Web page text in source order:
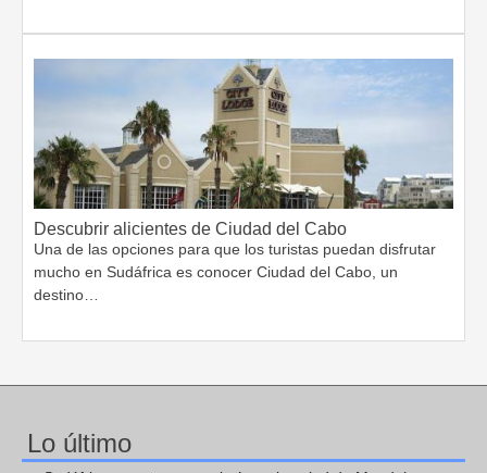
Descubrir alicientes de Ciudad del Cabo
Una de las opciones para que los turistas puedan disfrutar
mucho en Sudáfrica es conocer Ciudad del Cabo, un
destino…
Lo último